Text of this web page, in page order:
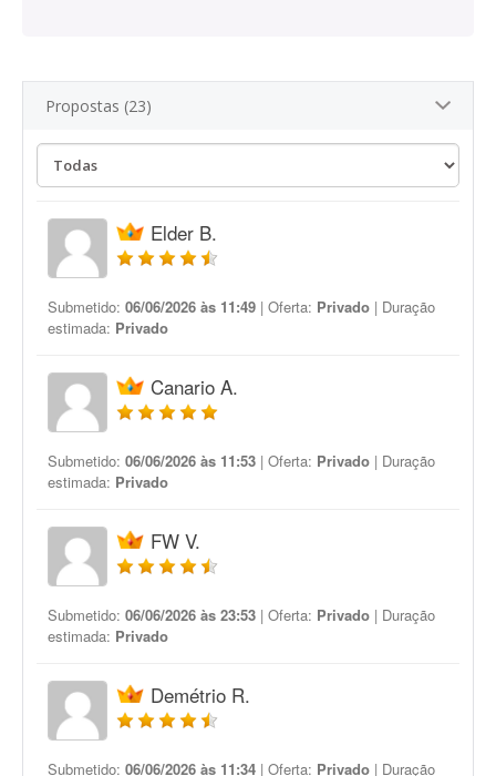
Propostas (23)
Elder B.
Submetido: 06/06/2026 às 11:49 | Oferta: Privado | Duração
estimada: Privado
Canario A.
Submetido: 06/06/2026 às 11:53 | Oferta: Privado | Duração
estimada: Privado
FW V.
Submetido: 06/06/2026 às 23:53 | Oferta: Privado | Duração
estimada: Privado
Demétrio R.
Submetido: 06/06/2026 às 11:34 | Oferta: Privado | Duração